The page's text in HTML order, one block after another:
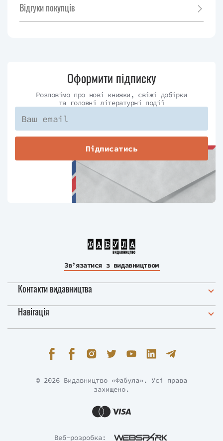
Відгуки покупців
Оформити підписку
Розповімо про нові книжки, свіжі добірки
та головні літературні події
Підписатись
Зв’язатися з видавництвом
Контакти видавництва
Навігація
Веб-розробка:
© 2026 Видавництво «Фабула». Усі права
захищено.